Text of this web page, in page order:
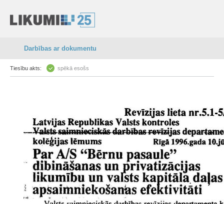
Darbības ar dokumentu
Tiesību akts: spēkā esošs